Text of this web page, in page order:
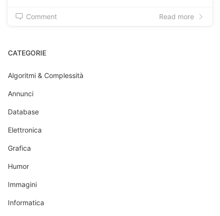
Comment Read more
CATEGORIE
Algoritmi & Complessità
Annunci
Database
Elettronica
Grafica
Humor
Immagini
Informatica